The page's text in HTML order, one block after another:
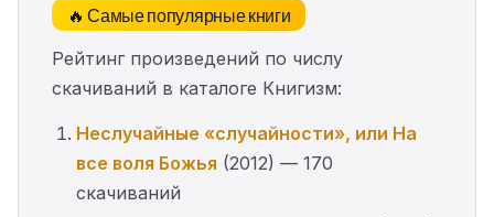
🔥 Самые популярные книги
Рейтинг произведений по числу
скачиваний в каталоге Книгизм:
Неслучайные «случайности», или На
все воля Божья (2012) — 170
скачиваний